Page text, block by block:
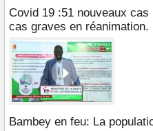
Covid 19 :51 nouveaux
cas graves en réanimation.
Bambey en feu: La